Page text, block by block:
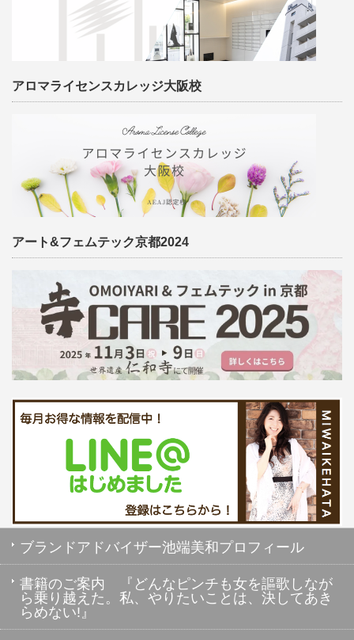
アロマライセンスカレッジ大阪校
アート&フェムテック京都2024
ブランドアドバイザー池端美和プロフィール
書籍のご案内 『どんなピンチも女を謳歌しなが
ら乗り越えた。私、やりたいことは、決してあき
らめない!』